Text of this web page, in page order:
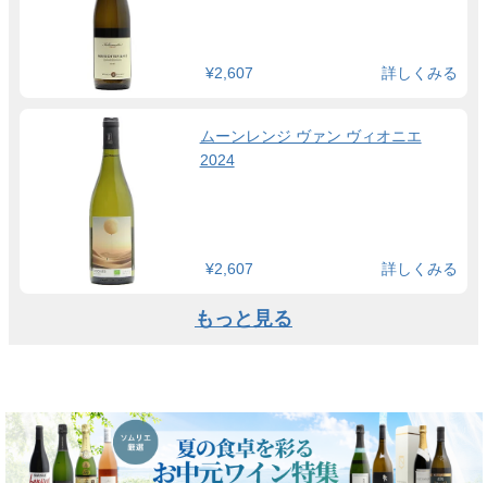
¥2,607 詳しくみる
ムーンレンジ ヴァン ヴィオニエ
2024
¥2,607 詳しくみる
もっと見る